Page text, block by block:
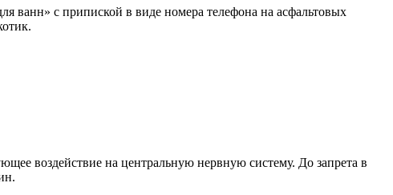
ванн» с припиской в виде номера телефона на асфальтовых
воздействие на центральную нервную систему. До запрета в